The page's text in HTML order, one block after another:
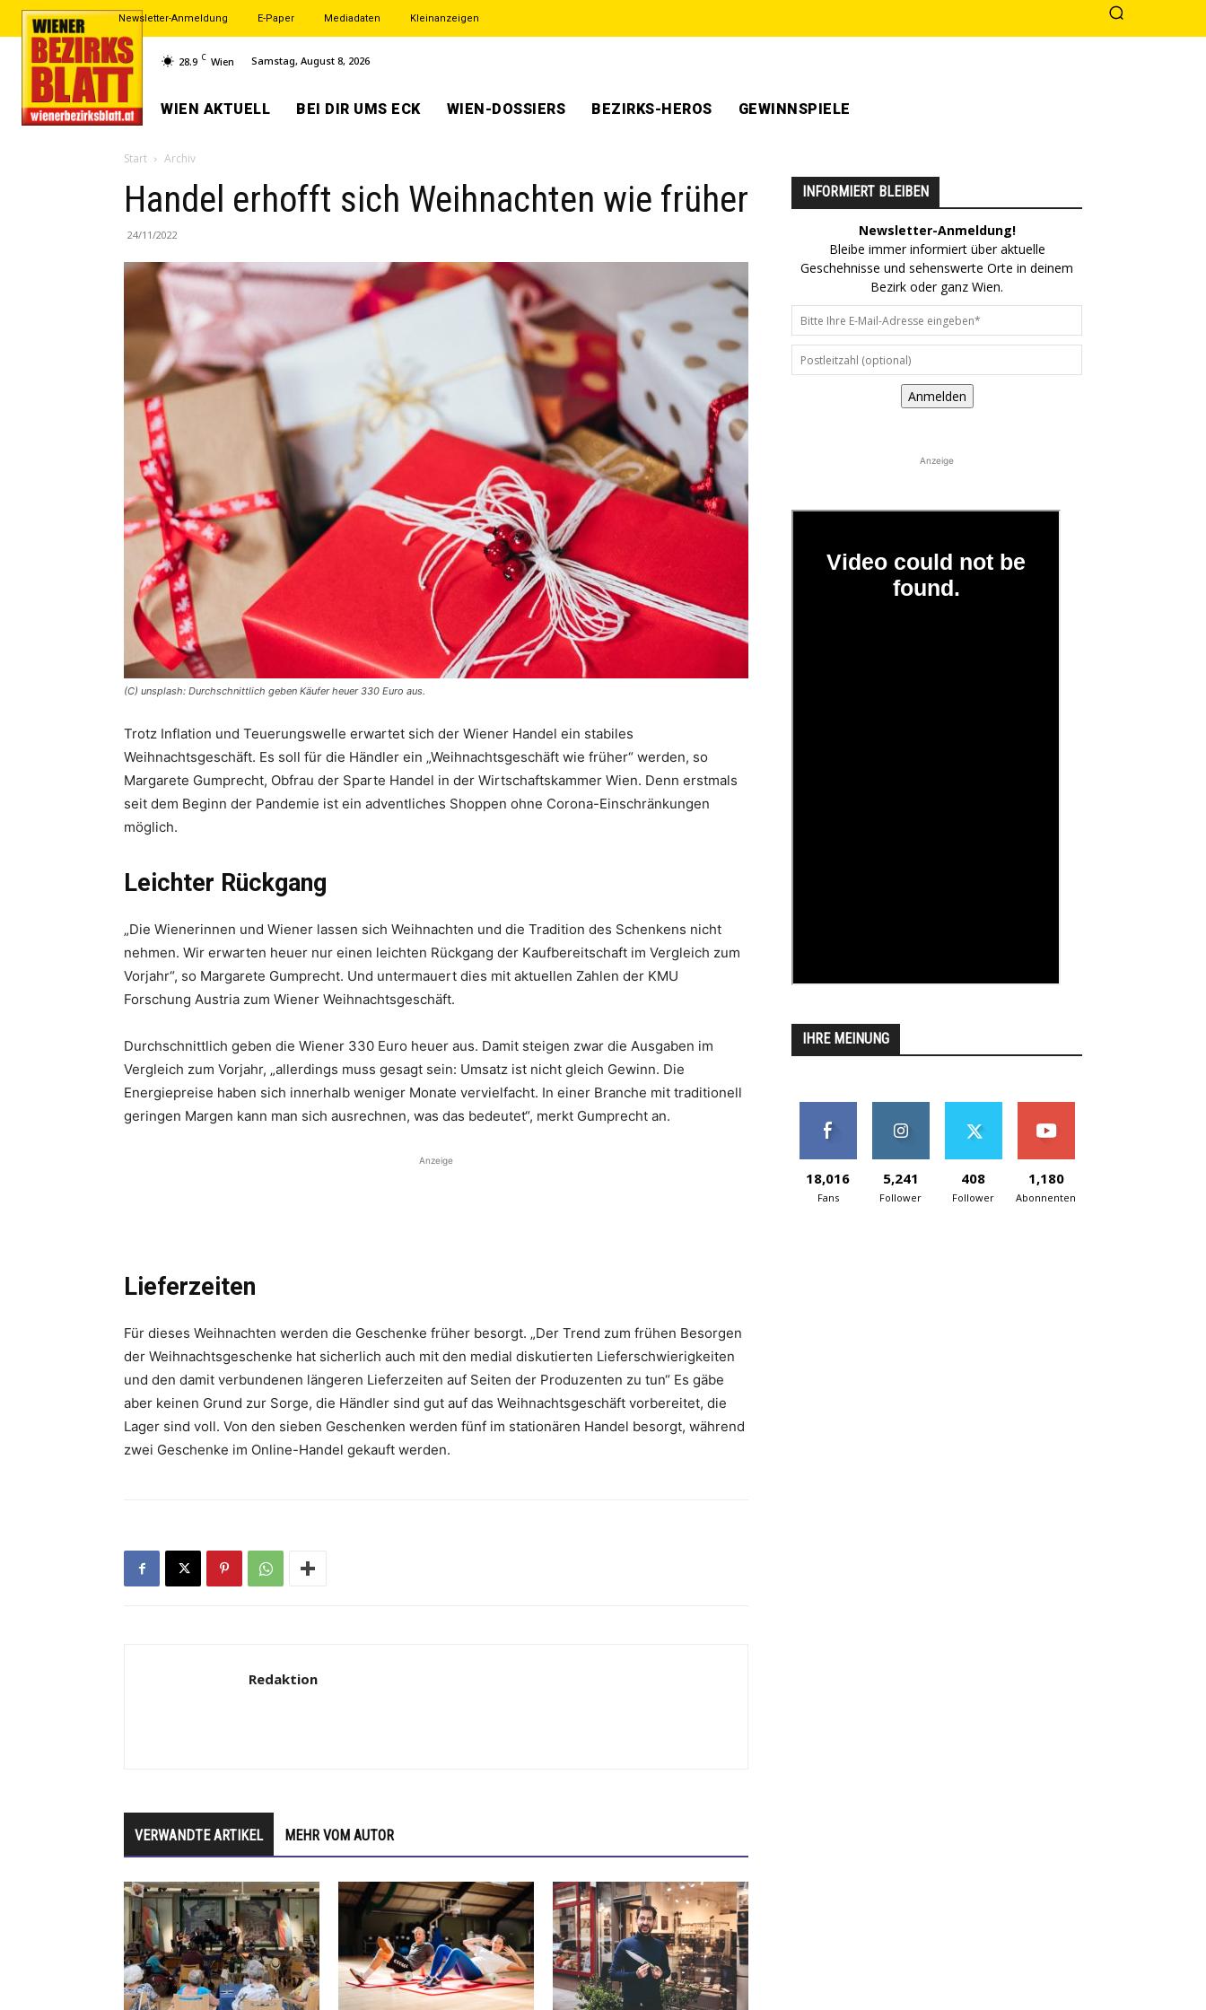
Newsletter-Anmeldung E-Paper Mediadaten Kleinanzeigen
28.9 C Wien Samstag, August 8, 2026
WIEN AKTUELL BEI DIR UMS ECK WIEN-DOSSIERS BEZIRKS-HEROS GEWINNSPIELE
Start Archiv
Handel erhofft sich Weihnachten wie früher
24/11/2022
(C) unsplash: Durchschnittlich geben Käufer heuer 330 Euro aus.
Trotz Inflation und Teuerungswelle erwartet sich der Wiener Handel ein stabiles
Weihnachtsgeschäft. Es soll für die Händler ein „Weihnachtsgeschäft wie früher“ werden, so
Margarete Gumprecht, Obfrau der Sparte Handel in der Wirtschaftskammer Wien. Denn erstmals
seit dem Beginn der Pandemie ist ein adventliches Shoppen ohne Corona-Einschränkungen
möglich.
Leichter Rückgang
„Die Wienerinnen und Wiener lassen sich Weihnachten und die Tradition des Schenkens nicht
nehmen. Wir erwarten heuer nur einen leichten Rückgang der Kaufbereitschaft im Vergleich zum
Vorjahr“, so Margarete Gumprecht. Und untermauert dies mit aktuellen Zahlen der KMU
Forschung Austria zum Wiener Weihnachtsgeschäft.
Durchschnittlich geben die Wiener 330 Euro heuer aus. Damit steigen zwar die Ausgaben im
Vergleich zum Vorjahr, „allerdings muss gesagt sein: Umsatz ist nicht gleich Gewinn. Die
Energiepreise haben sich innerhalb weniger Monate vervielfacht. In einer Branche mit traditionell
geringen Margen kann man sich ausrechnen, was das bedeutet“, merkt Gumprecht an.
Anzeige
Lieferzeiten
Für dieses Weihnachten werden die Geschenke früher besorgt. „Der Trend zum frühen Besorgen
der Weihnachtsgeschenke hat sicherlich auch mit den medial diskutierten Lieferschwierigkeiten
und den damit verbundenen längeren Lieferzeiten auf Seiten der Produzenten zu tun“ Es gäbe
aber keinen Grund zur Sorge, die Händler sind gut auf das Weihnachtsgeschäft vorbereitet, die
Lager sind voll. Von den sieben Geschenken werden fünf im stationären Handel besorgt, während
zwei Geschenke im Online-Handel gekauft werden.
Redaktion
VERWANDTE ARTIKEL MEHR VOM AUTOR
INFORMIERT BLEIBEN
Newsletter-Anmeldung!
Bleibe immer informiert über aktuelle
Geschehnisse und sehenswerte Orte in deinem
Bezirk oder ganz Wien.
Anmelden
Anzeige
IHRE MEINUNG
18,016
Fans
5,241
Follower
408
Follower
1,180
Abonnenten